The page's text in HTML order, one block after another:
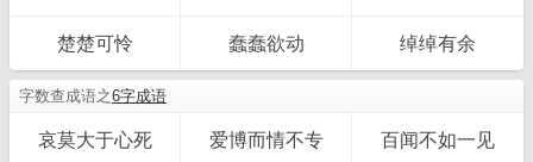
楚楚可怜 蠢蠢欲动 绰绰有余
字数查成语之6字成语
哀莫大于心死 爱博而情不专 百闻不如一见